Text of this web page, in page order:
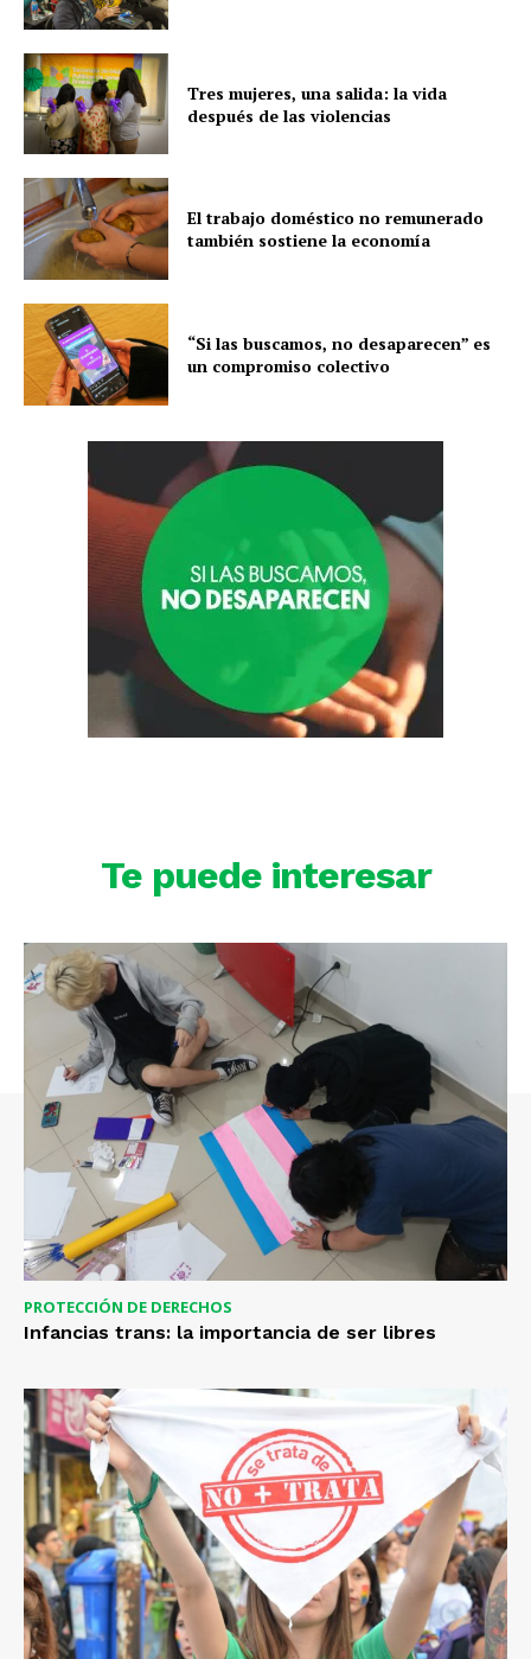
Tres mujeres, una salida: la vida
después de las violencias
El trabajo doméstico no remunerado
también sostiene la economía
“Si las buscamos, no desaparecen” es
un compromiso colectivo
Te puede interesar
PROTECCIÓN DE DERECHOS
Infancias trans: la importancia de ser libres